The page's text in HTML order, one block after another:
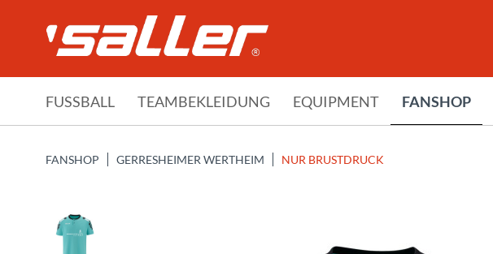
FUSSBALL TEAMBEKLEIDUNG EQUIPMENT FANSHOP
FANSHOP GERRESHEIMER WERTHEIM NUR BRUSTDRUCK